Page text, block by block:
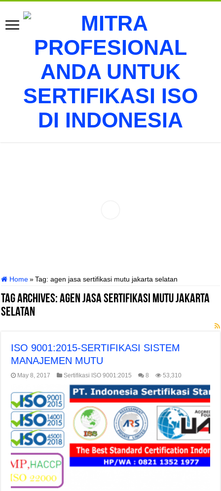
Home » Tag:agen jasa sertifikasi mutu jakarta selatan
Tag Archives:agen jasa sertifikasi mutu jakarta
selatan
ISO 9001:2015-SERTIFIKASI SISTEM
MANAJEMEN MUTU
May 8, 2017 Sertifikasi ISO 9001:2015 8 53,310